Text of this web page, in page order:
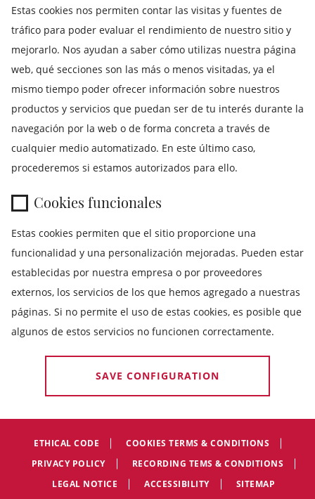
Estas cookies nos permiten contar las visitas y fuentes de
tráfico para poder evaluar el rendimiento de nuestro sitio y
mejorarlo. Nos ayudan a saber cómo utilizas nuestra página
web, qué secciones son las más o menos visitadas, ya el
mismo tiempo poder ofrecer información sobre nuestros
productos y servicios que puedan ser de tu interés durante la
navegación por la web o de forma concreta a través de
cualquier medio automatizado. En este último caso,
procederemos si estamos autorizados para ello.
Cookies funcionales
Estas cookies permiten que el sitio proporcione una
funcionalidad y una personalización mejoradas. Pueden estar
establecidas por nuestra empresa o por proveedores
externos, los servicios de los que hemos agregado a nuestras
páginas. Si no permite el uso de estas cookies, es posible que
algunos de estos servicios no funcionen correctamente.
SAVE CONFIGURATION
ETHICAL CODE
COOKIES TERMS & CONDITIONS
PRIVACY POLICY
RECORDING TEMS & CONDITIONS
LEGAL NOTICE
ACCESSIBILITY SITEMAP